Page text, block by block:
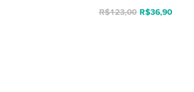
R$123,00 R$36,90